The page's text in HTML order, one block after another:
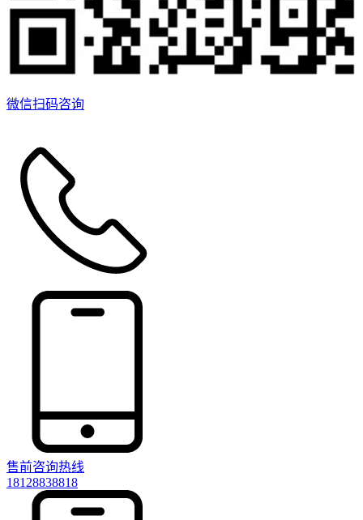
微信扫码咨询
售前咨询热线
18128838818